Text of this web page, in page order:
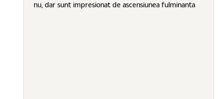
nu, dar sunt impresionat de ascensiunea fulminanta